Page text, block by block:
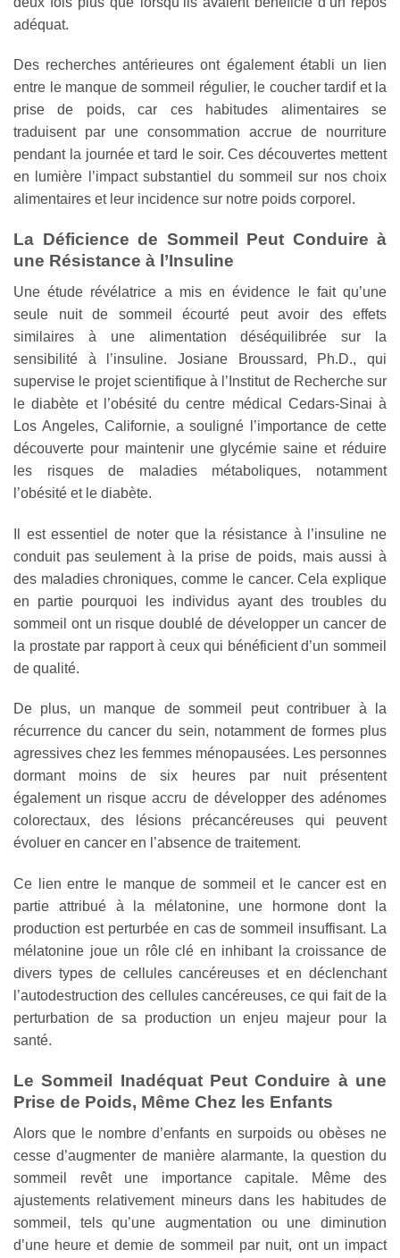
adéquat.
Des recherches antérieures ont également établi un lien
entre le manque de sommeil régulier, le coucher tardif et la
prise de poids, car ces habitudes alimentaires se
traduisent par une consommation accrue de nourriture
pendant la journée et tard le soir. Ces découvertes mettent
en lumière l’impact substantiel du sommeil sur nos choix
alimentaires et leur incidence sur notre poids corporel.
La Déficience de Sommeil Peut Conduire à
une Résistance à l’Insuline
Une étude révélatrice a mis en évidence le fait qu’une
seule nuit de sommeil écourté peut avoir des effets
similaires à une alimentation déséquilibrée sur la
sensibilité à l’insuline. Josiane Broussard, Ph.D., qui
supervise le projet scientifique à l’Institut de Recherche sur
le diabète et l’obésité du centre médical Cedars-Sinai à
Los Angeles, Californie, a souligné l’importance de cette
découverte pour maintenir une glycémie saine et réduire
les risques de maladies métaboliques, notamment
l’obésité et le diabète.
Il est essentiel de noter que la résistance à l’insuline ne
conduit pas seulement à la prise de poids, mais aussi à
des maladies chroniques, comme le cancer. Cela explique
en partie pourquoi les individus ayant des troubles du
sommeil ont un risque doublé de développer un cancer de
la prostate par rapport à ceux qui bénéficient d’un sommeil
de qualité.
De plus, un manque de sommeil peut contribuer à la
récurrence du cancer du sein, notamment de formes plus
agressives chez les femmes ménopausées. Les personnes
dormant moins de six heures par nuit présentent
également un risque accru de développer des adénomes
colorectaux, des lésions précancéreuses qui peuvent
évoluer en cancer en l’absence de traitement.
Ce lien entre le manque de sommeil et le cancer est en
partie attribué à la mélatonine, une hormone dont la
production est perturbée en cas de sommeil insuffisant. La
mélatonine joue un rôle clé en inhibant la croissance de
divers types de cellules cancéreuses et en déclenchant
l’autodestruction des cellules cancéreuses, ce qui fait de la
perturbation de sa production un enjeu majeur pour la
santé.
Le Sommeil Inadéquat Peut Conduire à une
Prise de Poids, Même Chez les Enfants
Alors que le nombre d’enfants en surpoids ou obèses ne
cesse d’augmenter de manière alarmante, la question du
sommeil revêt une importance capitale. Même des
ajustements relativement mineurs dans les habitudes de
sommeil, tels qu’une augmentation ou une diminution
d’une heure et demie de sommeil par nuit, ont un impact